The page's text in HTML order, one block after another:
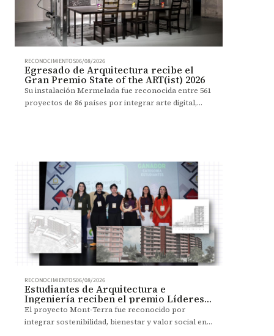
RECONOCIMIENTOS06/08/2026
Egresado de Arquitectura recibe el
Gran Premio State of the ART(ist) 2026
Su instalación Mermelada fue reconocida entre 561
proyectos de 86 países por integrar arte digital,
RECONOCIMIENTOS06/08/2026
Estudiantes de Arquitectura e
Ingeniería reciben el premio Líderes
que Transforman
El proyecto Mont-Terra fue reconocido por
integrar sostenibilidad, bienestar y valor social en